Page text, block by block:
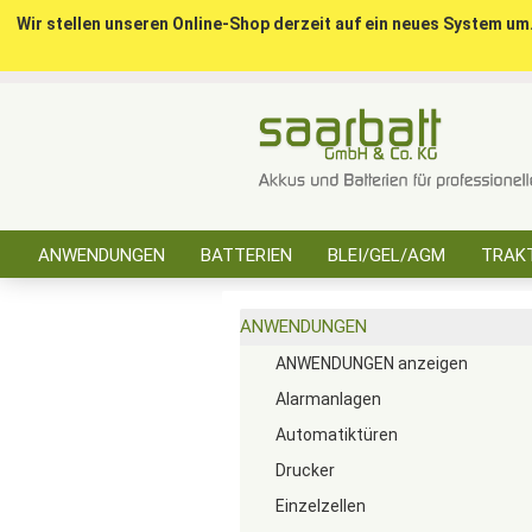
Wir stellen unseren Online-Shop derzeit auf ein neues System
ANWENDUNGEN BATTERIEN BLEI/GEL/AGM
ANWENDUNGEN
ANWENDUNGEN anzeigen
Alarmanlagen
Automatiktüren
Drucker
Einzelzellen